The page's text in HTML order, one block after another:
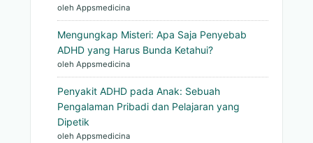
oleh Appsmedicina
Mengungkap Misteri: Apa Saja Penyebab
ADHD yang Harus Bunda Ketahui?
oleh Appsmedicina
Penyakit ADHD pada Anak: Sebuah
Pengalaman Pribadi dan Pelajaran yang
Dipetik
oleh Appsmedicina